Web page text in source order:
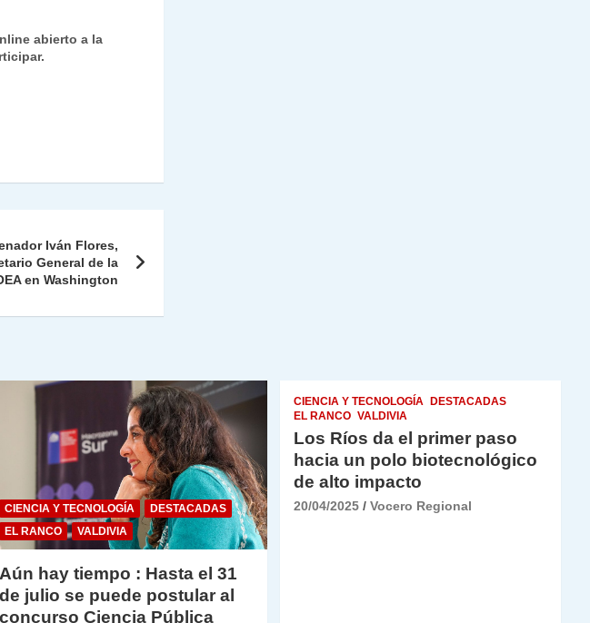
abierto a la
Iván Flores,
General de la
en Washington
CIENCIA Y TECNOLOGÍA
DESTACADAS
EL RANCO
VALDIVIA
Aún hay tiempo : Hasta el 31
de julio se puede postular al
concurso Ciencia Pública
CIENCIA Y TECNOLOGÍA
DESTACADAS
EL RANCO VALDIVIA
Los Ríos da el primer paso
hacia un polo biotecnológico
de alto impacto
20/04/2025 Vocero Regional